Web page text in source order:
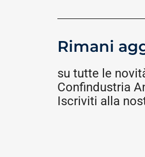
Rimani
su tutte le
Confindustria
Iscriviti alla